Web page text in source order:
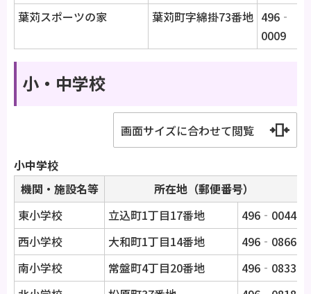
葉苅スポーツの家 葉苅町字綿掛73番地 496‐
0009
小・中学校
画面サイズに合わせて閲覧
小中学校
機関・施設名等
所在地（郵便番号）
東小学校
立込町1丁目17番地 496‐0044
西小学校
大和町1丁目14番地 496‐0866
南小学校
常盤町4丁目20番地 496‐0833